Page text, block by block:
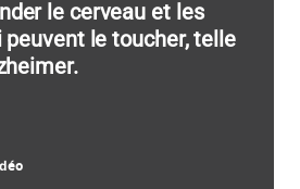
le cerveau et les
le toucher, telle